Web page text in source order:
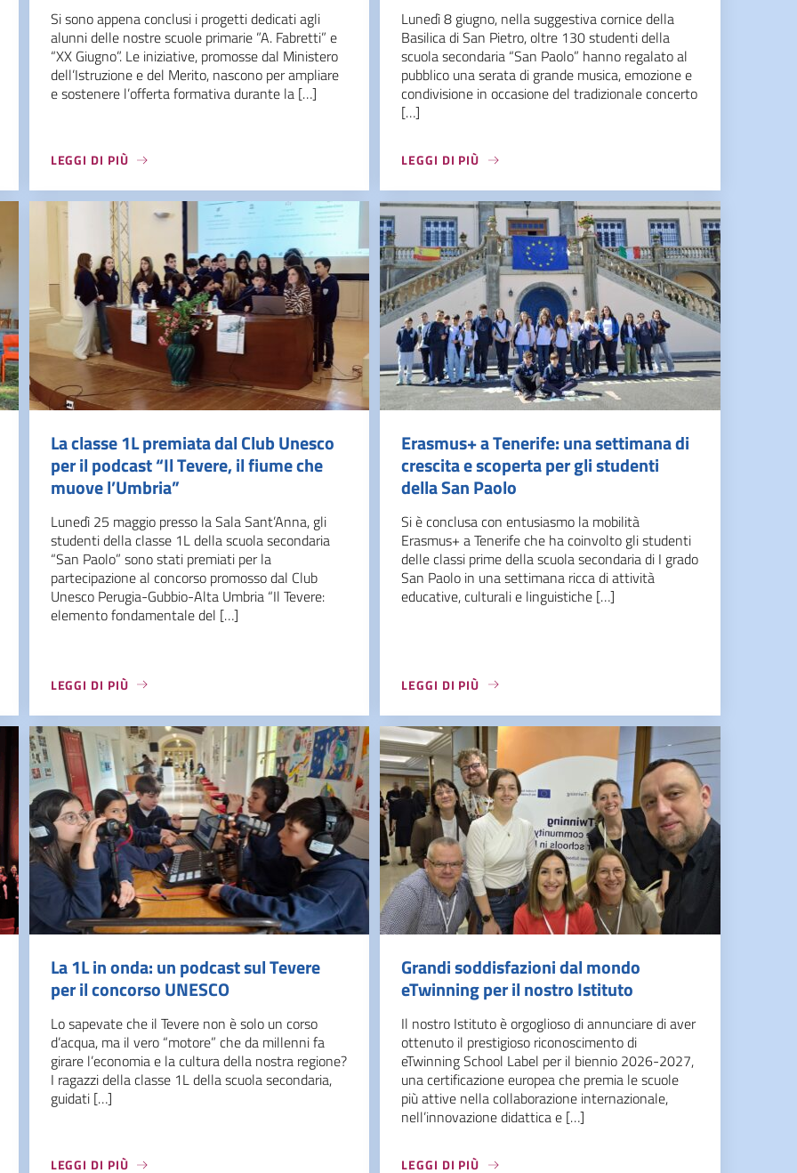
Si sono appena conclusi i progetti dedicati agli
alunni delle nostre scuole primarie ”A. Fabretti” e
“XX Giugno”. Le iniziative, promosse dal Ministero
dell’Istruzione e del Merito, nascono per ampliare
e sostenere l’offerta formativa durante la […]
LEGGI DI PIÙ
Lunedì 8 giugno, nella suggestiva cornice della
Basilica di San Pietro, oltre 130 studenti della
scuola secondaria “San Paolo” hanno regalato al
pubblico una serata di grande musica, emozione e
condivisione in occasione del tradizionale concerto
[…]
LEGGI DI PIÙ
La classe 1L premiata dal Club Unesco
per il podcast “Il Tevere, il fiume che
muove l’Umbria”
Lunedì 25 maggio presso la Sala Sant’Anna, gli
studenti della classe 1L della scuola secondaria
“San Paolo” sono stati premiati per la
partecipazione al concorso promosso dal Club
Unesco Perugia-Gubbio-Alta Umbria “Il Tevere:
elemento fondamentale del […]
LEGGI DI PIÙ
Erasmus+ a Tenerife: una settimana di
crescita e scoperta per gli studenti
della San Paolo
Si è conclusa con entusiasmo la mobilità
Erasmus+ a Tenerife che ha coinvolto gli studenti
delle classi prime della scuola secondaria di I grado
San Paolo in una settimana ricca di attività
educative, culturali e linguistiche […]
LEGGI DI PIÙ
La 1L in onda: un podcast sul Tevere
per il concorso UNESCO
Lo sapevate che il Tevere non è solo un corso
d’acqua, ma il vero “motore” che da millenni fa
girare l’economia e la cultura della nostra regione?
I ragazzi della classe 1L della scuola secondaria,
guidati […]
LEGGI DI PIÙ
Grandi soddisfazioni dal mondo
eTwinning per il nostro Istituto
Il nostro Istituto è orgoglioso di annunciare di aver
ottenuto il prestigioso riconoscimento di
eTwinning School Label per il biennio 2026-2027,
una certificazione europea che premia le scuole
più attive nella collaborazione internazionale,
nell’innovazione didattica e […]
LEGGI DI PIÙ